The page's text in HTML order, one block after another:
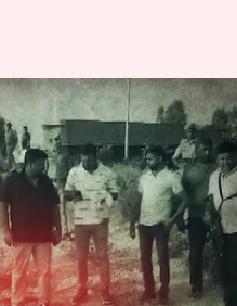
గుఫ్రాన్
క్రిమినల్ గుఫ్రాన్